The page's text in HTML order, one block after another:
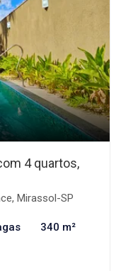
4 quartos,
Mirassol-SP
340 m²